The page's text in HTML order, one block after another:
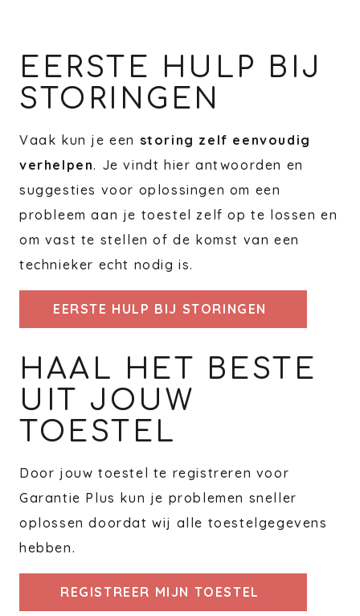
EERSTE HULP BIJ
STORINGEN
Vaak kun je een storing zelf eenvoudig
verhelpen. Je vindt hier antwoorden en
suggesties voor oplossingen om een
probleem aan je toestel zelf op te lossen en
om vast te stellen of de komst van een
technieker echt nodig is.
EERSTE HULP BIJ STORINGEN
HAAL HET BESTE
UIT JOUW
TOESTEL
Door jouw toestel te registreren voor
Garantie Plus kun je problemen sneller
oplossen doordat wij alle toestelgegevens
hebben.
REGISTREER MIJN TOESTEL